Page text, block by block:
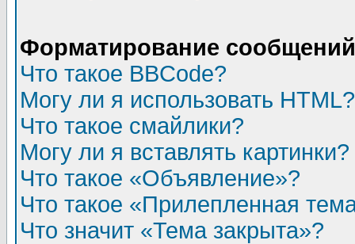
Форматирование
Что такое BBCode?
Могу ли я использовать HTML?
Что такое смайлики?
Могу ли я вставлять картинки?
Что такое «Объявление»?
Что такое «Прилепленная
Что значит «Тема закрыта»?